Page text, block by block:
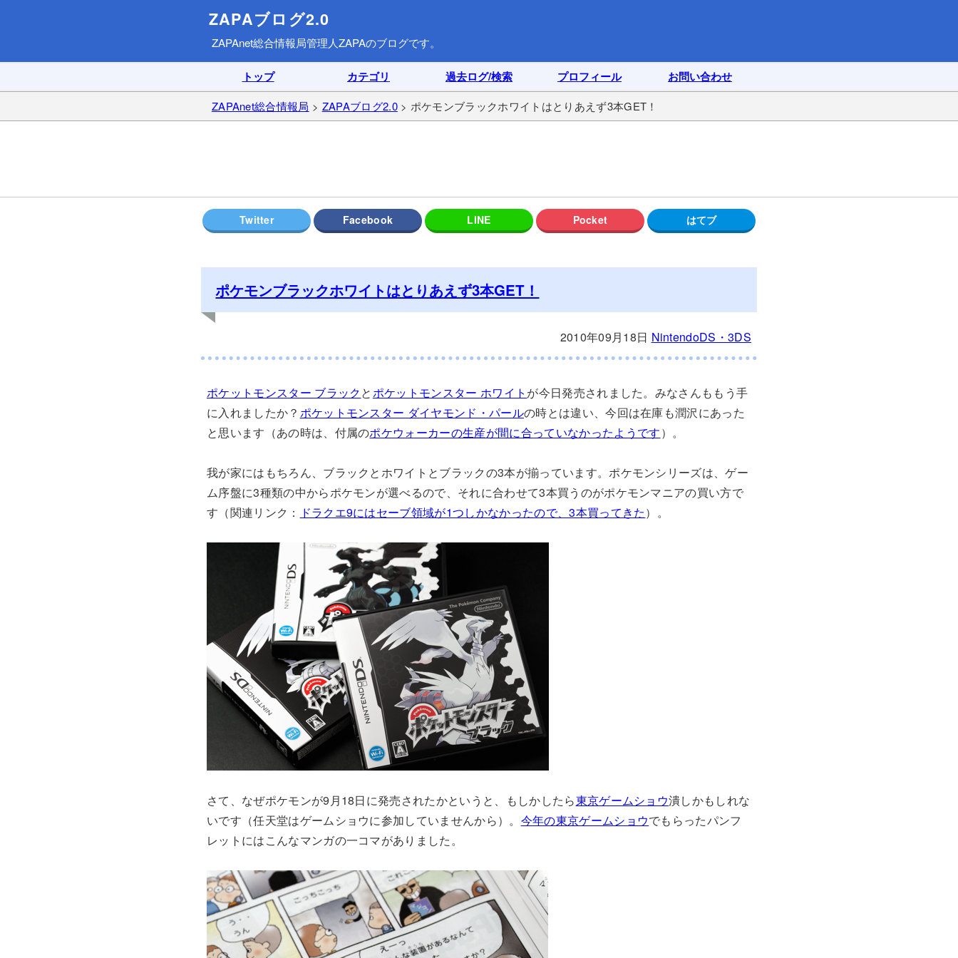
ZAPAブログ2.0
ZAPAnet総合情報局管理人ZAPAのブログです。
トップ カテゴリ 過去ログ/検索 プロフィール お問い合わせ
ZAPAnet総合情報局 > ZAPAブログ2.0> ポケモンブラックホワイトはとりあえず3本GET！
ポケモンブラックホワイトはとりあえず3本GET！
2010年09月18日 NintendoDS・3DS
ポケットモンスター ブラックとポケットモンスター ホワイト が今日発売されました。みなさんももう手
に入れましたか？ ポケットモンスター ダイヤモンド・パールの時とは違い、今回は在庫も潤沢にあった
と思います（あの時は、付属のポケウォーカーの生産が間に合っていなかったようです）。
我が家にはもちろん、ブラックとホワイトとブラックの3本が揃っています。ポケモンシリーズは、ゲー
ム序盤に3種類の中からポケモンが選べるので、それに合わせて3本買うのがポケモンマニアの買い方で
す（関連リンク： ドラクエ9にはセーブ領域が1つしかなかったので、3本買ってきた）。
さて、なぜポケモンが9月18日に発売されたかというと、もしかしたら東京ゲームショウ潰しかもしれな
いです（任天堂はゲームショウに参加していませんから）。 今年の東京ゲームショウでもらったパンフ
レットにはこんなマンガの一コマがありました。